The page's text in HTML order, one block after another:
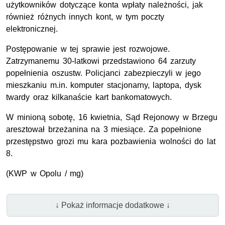
użytkowników dotyczące konta wpłaty należności, jak
również różnych innych kont, w tym poczty
elektronicznej.
Postępowanie w tej sprawie jest rozwojowe.
Zatrzymanemu 30-latkowi przedstawiono 64 zarzuty
popełnienia oszustw. Policjanci zabezpieczyli w jego
mieszkaniu m.in. komputer stacjonarny, laptopa, dysk
twardy oraz kilkanaście kart bankomatowych.
W minioną sobotę, 16 kwietnia, Sąd Rejonowy w Brzegu
aresztował brzeżanina na 3 miesiące. Za popełnione
przestępstwo grozi mu kara pozbawienia wolności do lat
8.
(KWP w Opolu / mg)
↓ Pokaż informacje dodatkowe ↓